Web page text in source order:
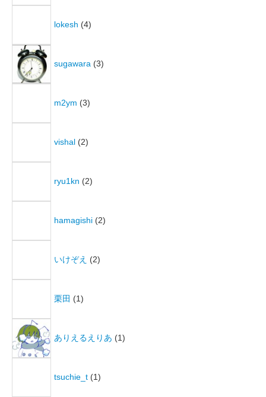
lokesh (4)
sugawara (3)
m2ym (3)
vishal (2)
ryu1kn (2)
hamagishi (2)
いけぞえ (2)
栗田 (1)
ありえるえりあ (1)
tsuchie_t (1)